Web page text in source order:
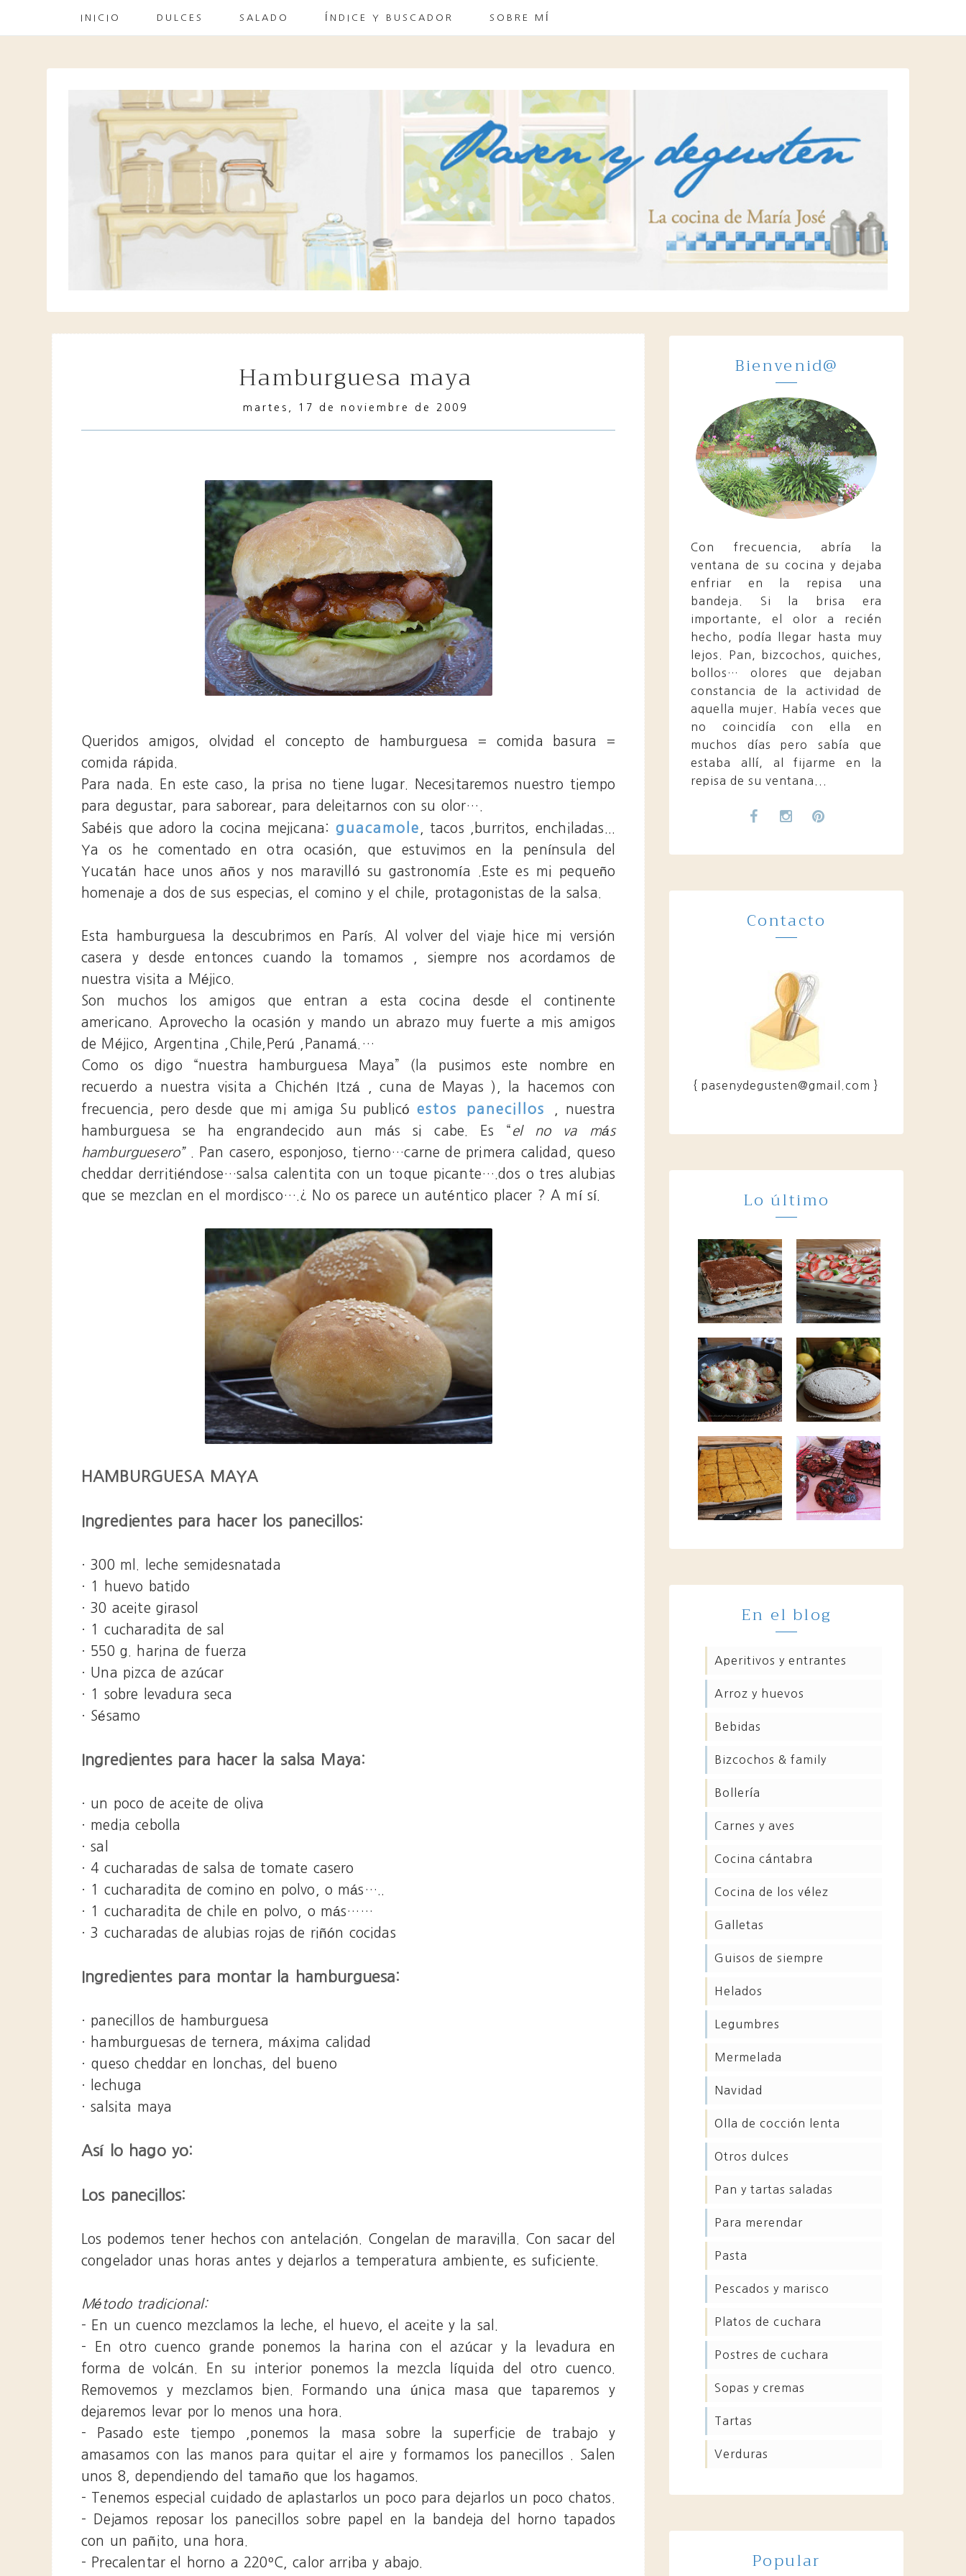
INICIO DULCES SALADO ÍNDICE Y BUSCADOR SOBRE MÍ
hamburguesa maya
martes, 17 de noviembre de 2009
Queridos amigos, olvidad el concepto de hamburguesa = comida basura =
comida rápida.
Para nada. En este caso, la prisa no tiene lugar. Necesitaremos nuestro tiempo
para degustar, para saborear, para deleitarnos con su olor….
Sabéis que adoro la cocina mejicana: guacamole , tacos ,burritos, enchiladas...
Ya os he comentado en otra ocasión, que estuvimos en la península del
Yucatán hace unos años y nos maravilló su gastronomía .Este es mi pequeño
homenaje a dos de sus especias, el comino y el chile, protagonistas de la salsa.
Esta hamburguesa la descubrimos en París. Al volver del viaje hice mi versión
casera y desde entonces cuando la tomamos , siempre nos acordamos de
nuestra visita a Méjico.
Son muchos los amigos que entran a esta cocina desde el continente
americano. Aprovecho la ocasión y mando un abrazo muy fuerte a mis amigos
de Méjico, Argentina ,Chile,Perú ,Panamá.…
Como os digo “nuestra hamburguesa Maya” (la pusimos este nombre en
recuerdo a nuestra visita a Chichén Itzá , cuna de Mayas ), la hacemos con
frecuencia, pero desde que mi amiga Su publicó estos panecillos
, nuestra
hamburguesa se ha engrandecido aun más si cabe. Es “ el no va
más
hamburguesero”. Pan casero, esponjoso, tierno…carne de primera calidad, queso
cheddar derritiéndose…salsa calentita con un toque picante….dos o tres alubias
que se mezclan en el mordisco….¿ No os parece un auténtico placer ? A mí sí.
HAMBURGUESA MAYA
Ingredientes para hacer los panecillos:
· 300 ml. leche semidesnatada
· 1 huevo batido
· 30 aceite girasol
· 1 cucharadita de sal
· 550 g. harina de fuerza
· Una pizca de azúcar
· 1 sobre levadura seca
· Sésamo
Ingredientes para hacer la salsa Maya:
· un poco de aceite de oliva
· media cebolla
· sal
· 4 cucharadas de salsa de tomate casero
· 1 cucharadita de comino en polvo, o más…..
· 1 cucharadita de chile en polvo, o más……
· 3 cucharadas de alubias rojas de riñón cocidas
Ingredientes para montar la hamburguesa:
· panecillos de hamburguesa
· hamburguesas de ternera, máxima calidad
· queso cheddar en lonchas, del bueno
· lechuga
· salsita maya
Así lo hago yo:
Los panecillos:
Los podemos tener hechos con antelación. Congelan de maravilla. Con sacar del
congelador unas horas antes y dejarlos a temperatura ambiente, es suficiente.
Método tradicional:
- En un cuenco mezclamos la leche, el huevo, el aceite y la sal.
- En otro cuenco grande ponemos la harina con el azúcar y la levadura en
forma de volcán. En su interior ponemos la mezcla líquida del otro cuenco.
Removemos y mezclamos bien. Formando una única masa que taparemos y
dejaremos levar por lo menos una hora.
- Pasado este tiempo ,ponemos la masa sobre la superficie de trabajo y
amasamos con las manos para quitar el aire y formamos los panecillos . Salen
unos 8, dependiendo del tamaño que los hagamos.
- Tenemos especial cuidado de aplastarlos un poco para dejarlos un poco chatos.
- Dejamos reposar los panecillos sobre papel en la bandeja del horno tapados
con un pañito, una hora.
- Precalentar el horno a 220ºC, calor arriba y abajo.
Bienvenid@
Con frecuencia, abría la
ventana de su cocina y dejaba
enfriar en la repisa una
bandeja. Si la brisa era
importante, el olor a recién
hecho, podía llegar hasta muy
lejos. Pan, bizcochos, quiches,
bollos… olores que dejaban
constancia de la actividad de
aquella mujer. Había veces que
no coincidía con ella en
muchos días pero sabía que
estaba allí, al fijarme en la
repisa de su ventana...
Contacto
{ pasenydegusten@gmail.com }
Lo último
En el blog
aperitivos y entrantes
arroz y huevos
bebidas
bizcochos & family
bollería
carnes y aves
cocina cántabra
cocina de los vélez
galletas
guisos de siempre
helados
legumbres
mermelada
navidad
olla de cocción lenta
otros dulces
pan y tartas saladas
para merendar
pasta
pescados y marisco
platos de cuchara
postres de cuchara
sopas y cremas
tartas
verduras
Popular